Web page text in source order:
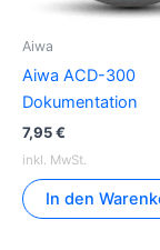
Aiwa
Aiwa ACD-300
Dokumentation
7,95€
inkl. MwSt.
In den